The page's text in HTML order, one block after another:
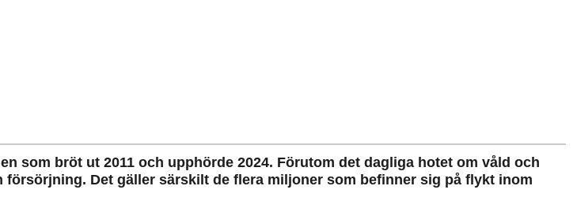
som bröt ut 2011 och upphörde 2024. Förutom det dagliga hotet om våld och
Det gäller särskilt de flera miljoner som befinner sig på flykt inom